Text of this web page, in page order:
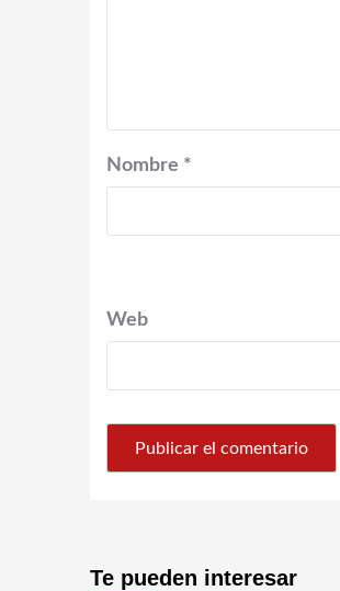
Nombre *
Web
Te pueden interesar